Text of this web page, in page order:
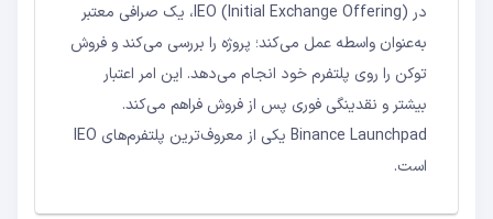
در IEO (Initial Exchange Offering)، یک صرافی معتبر
به‌عنوان واسطه عمل می‌کند؛ پروژه را بررسی می‌کند و فروش
توکن را روی پلتفرم خود انجام می‌دهد. این امر اعتبار
بیشتر و نقدینگی فوری پس از فروش فراهم می‌کند.
Binance Launchpad یکی از معروف‌ترین پلتفرم‌های IEO
است.